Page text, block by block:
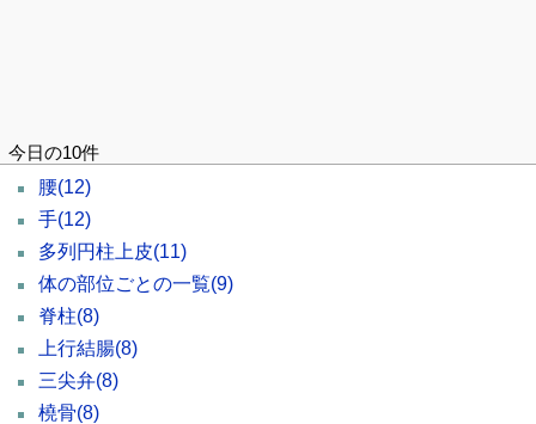
今日の10件
腰(12)
手(12)
多列円柱上皮(11)
体の部位ごとの一覧(9)
脊柱(8)
上行結腸(8)
三尖弁(8)
橈骨(8)